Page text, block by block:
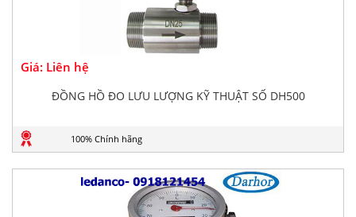
Giá: Liên hệ
ĐỒNG HỒ ĐO LƯU LƯỢNG KỸ THUẬT SỐ DH500
100% Chính hãng